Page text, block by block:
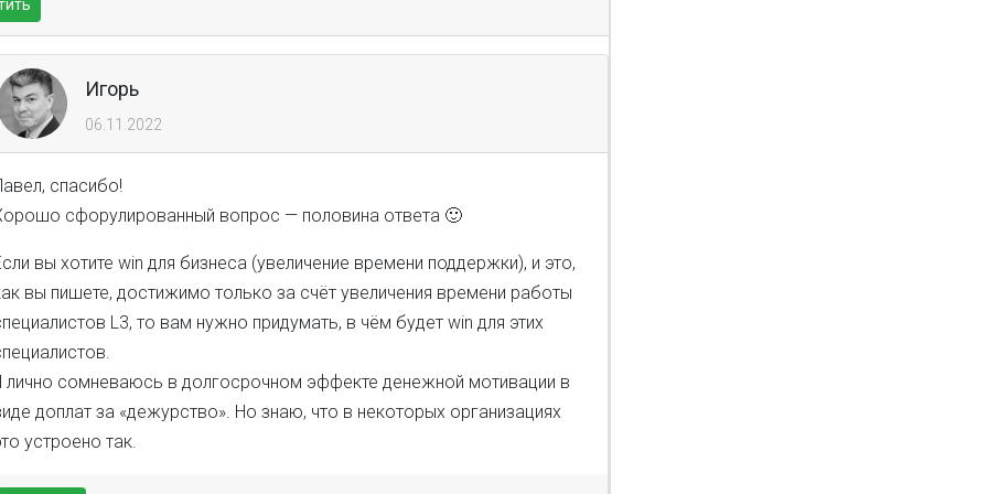
Игорь
06.11.2022
спасибо!
сфорулированный вопрос — половина ответа 🙂
вы хотите win для бизнеса (увеличение времени поддержки), и это,
вы пишете, достижимо только за счёт увеличения времени работы
L3, то вам нужно придумать, в чём будет win для этих
лично сомневаюсь в долгосрочном эффекте денежной мотивации в
доплат за «дежурство». Но знаю, что в некоторых организациях
устроено так.